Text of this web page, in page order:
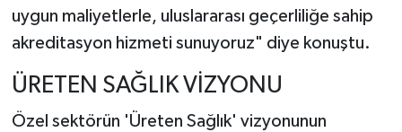
uygun maliyetlerle, uluslararası geçerliliğe sahip
akreditasyon hizmeti sunuyoruz" diye konuştu.
ÜRETEN SAĞLIK VİZYONU
Özel sektörün 'Üreten Sağlık' vizyonunun